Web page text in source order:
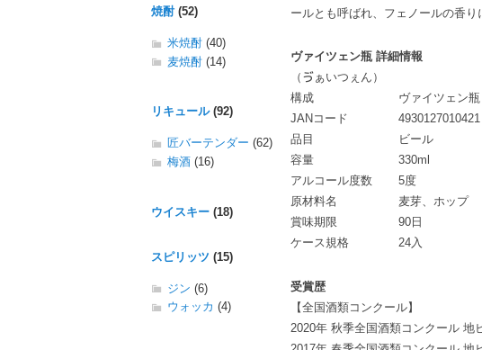
ールとも呼ばれ、フェノールの香り
ヴァイツェン瓶 詳細情報
（ゔぁいつぇん）
構成
ヴァイツェン
JANコード
4930127010421
品目
ビール
容量
330ml
アルコール度数
5度
原材料名
麦芽、ホップ
賞味期限
90日
ケース規格
24入
受賞歴
【全国酒類コンクール】
2020年 秋季全国酒類コンクール 地
焼酎(52)
米焼酎 (40)
麦焼酎 (14)
リキュール(92)
匠バーテンダー (62)
梅酒 (16)
ウイスキー (18)
スピリッツ (15)
ジン (6)
ウォッカ (4)